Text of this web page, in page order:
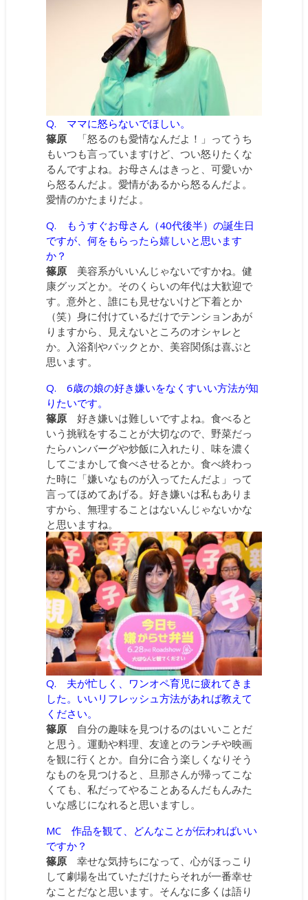
Q. ママに怒らないでほしい。
篠原 「怒るのも愛情なんだよ！」ってうち
もいつも言っていますけど、つい怒りたくな
るんですよね。お母さんはきっと、可愛いか
ら怒るんだよ。愛情があるから怒るんだよ。
愛情のかたまりだよ。
Q. もうすぐお母さん（40代後半）の誕生日
ですが、何をもらったら嬉しいと思います
か？
篠原 美容系がいいんじゃないですかね。健
康グッズとか。そのくらいの年代は大歓迎で
す。意外と、誰にも見せないけど下着とか
（笑）身に付けているだけでテンションあが
りますから、見えないところのオシャレと
か。入浴剤やパックとか、美容関係は喜ぶと
思います。
Q. 6歳の娘の好き嫌いをなくすいい方法が知
りたいです。
篠原 好き嫌いは難しいですよね。食べると
いう挑戦をすることが大切なので、野菜だっ
たらハンバーグや炒飯に入れたり、味を濃く
してごまかして食べさせるとか。食べ終わっ
た時に「嫌いなものが入ってたんだよ」って
言ってほめてあげる。好き嫌いは私もありま
すから、無理することはないんじゃないかな
と思いますね。
Q. 夫が忙しく、ワンオペ育児に疲れてきま
した。いいリフレッシュ方法があれば教えて
ください。
篠原 自分の趣味を見つけるのはいいことだ
と思う。運動や料理、友達とのランチや映画
を観に行くとか。自分に合う楽しくなりそう
なものを見つけると、旦那さんが帰ってこな
くても、私だってやることあるんだもんみた
いな感じになれると思いますし。
MC 作品を観て、どんなことが伝わればいい
ですか？
篠原 幸せな気持ちになって、心がほっこり
して劇場を出ていただけたらそれが一番幸せ
なことだなと思います。そんなに多くは語り